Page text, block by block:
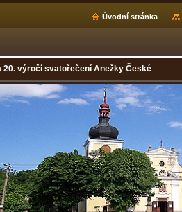
Úvodní stránka
20. výročí svatořečení Anežky České